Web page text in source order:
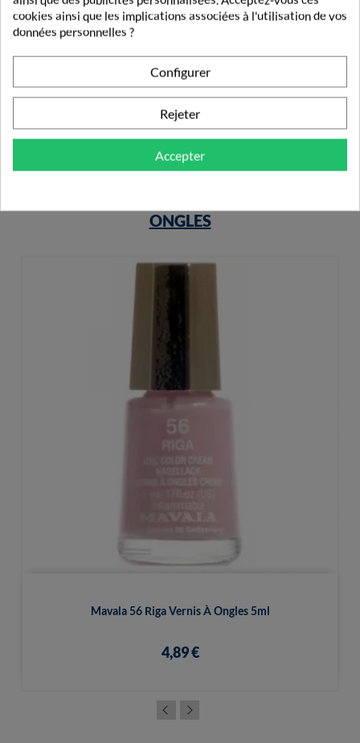
Donjoy Collier Cervical C2 Taille 3 Gris H9,5cm
13,10 €
ONGLES
Mavala 56 Riga Vernis À Ongles 5ml
4,89 €
cookies ainsi que les implications associées à l'utilisation de vos
données personnelles ?
Configurer
Rejeter
Accepter